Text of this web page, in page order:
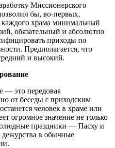
Миссионерского
бы, во-первых,
храма минимальный
обязательный и абсолютно
приходы по
Предполагается, что
и высокий.
― это передовая
от беседы с приходским
человек в храме или
огромное значение не только
праздники ― Пасху и
в обычные